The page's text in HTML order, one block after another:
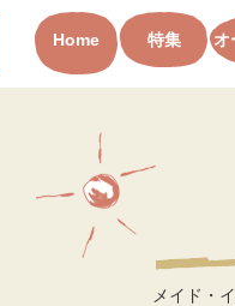
Home 特集 オ
メイド・